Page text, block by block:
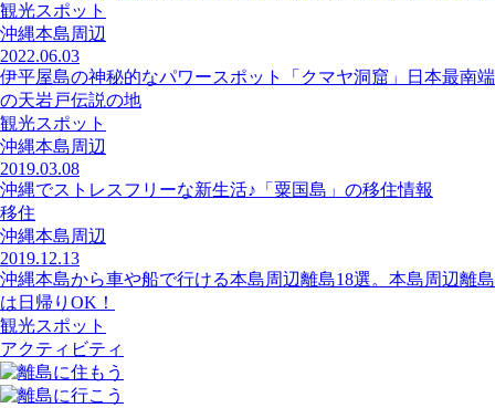
観光スポット
沖縄本島周辺
2022.06.03
伊平屋島の神秘的なパワースポット「クマヤ洞窟」日本最南端
の天岩戸伝説の地
観光スポット
沖縄本島周辺
2019.03.08
沖縄でストレスフリーな新生活♪「粟国島」の移住情報
移住
沖縄本島周辺
2019.12.13
沖縄本島から車や船で行ける本島周辺離島18選。本島周辺離島
は日帰りOK！
観光スポット
アクティビティ